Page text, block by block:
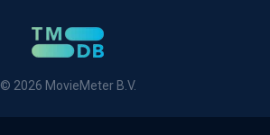
© 2026 MovieMeter B.V.